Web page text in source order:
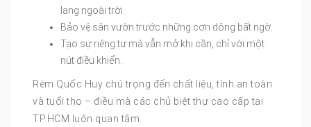
lang ngoài trời.
Bảo vệ sân vườn trước những cơn dông bất ngờ.
Tạo sự riêng tư mà vẫn mở khi cần, chỉ với một
nút điều khiển.
Rèm Quốc Huy chú trọng đến chất liệu, tính an toàn
và tuổi thọ – điều mà các chủ biệt thự cao cấp tại
TP.HCM luôn quan tâm.